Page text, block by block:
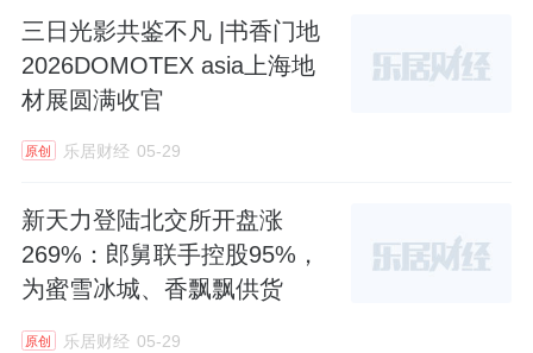
三日光影共鉴不凡 |书香门地
2026DOMOTEX asia上海地
材展圆满收官
原创 乐居财经 05-29
新天力登陆北交所开盘涨
269%：郎舅联手控股95%，
为蜜雪冰城、香飘飘供货
原创 乐居财经 05-29